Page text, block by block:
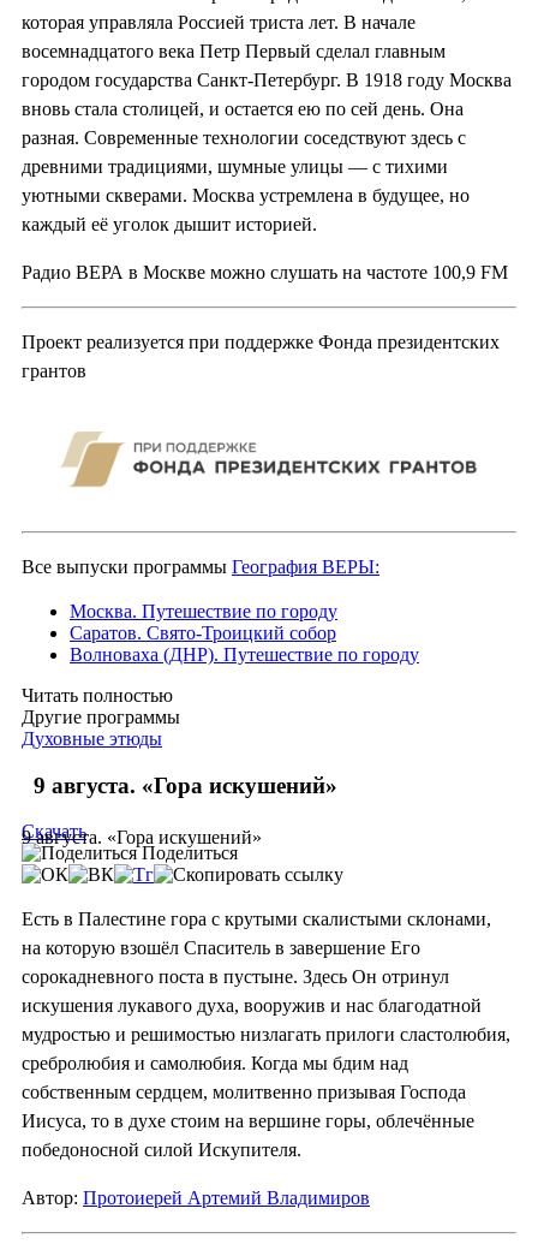
которая управляла Россией триста лет. В начале
восемнадцатого века Петр Первый сделал главным
городом государства Санкт-Петербург. В 1918 году Москва
вновь стала столицей, и остается ею по сей день. Она
разная. Современные технологии соседствуют здесь с
древними традициями, шумные улицы — с тихими
уютными скверами. Москва устремлена в будущее, но
каждый её уголок дышит историей.
Радио ВЕРА в Москве можно слушать на частоте 100,9 FM
Проект реализуется при поддержке Фонда президентских
грантов
Все выпуски программы География ВЕРЫ:
Москва. Путешествие по городу
Саратов. Свято-Троицкий собор
Волноваха (ДНР). Путешествие по городу
Читать полностью
Другие программы
Духовные этюды
9 августа. «Гора искушений»
9 августа. «Гора искушений»
Скачать
Поделиться
Есть в Палестине гора с крутыми скалистыми склонами,
на которую взошёл Спаситель в завершение Его
сорокадневного поста в пустыне. Здесь Он отринул
искушения лукавого духа, вооружив и нас благодатной
мудростью и решимостью низлагать прилоги сластолюбия,
сребролюбия и самолюбия. Когда мы бдим над
собственным сердцем, молитвенно призывая Господа
Иисуса, то в духе стоим на вершине горы, облечённые
победоносной силой Искупителя.
Автор: Протоиерей Артемий Владимиров